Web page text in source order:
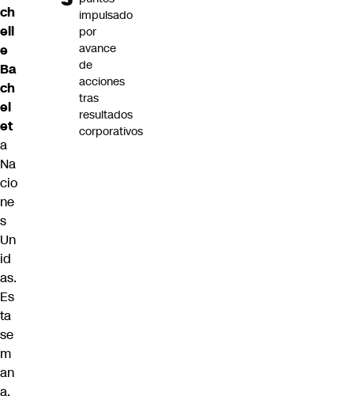
ch
ell
e
Ba
ch
el
et
a
Na
cio
ne
s
Un
id
as.
Es
ta
se
m
an
a,
impulsado
por
avance
de
acciones
tras
resultados
corporativos